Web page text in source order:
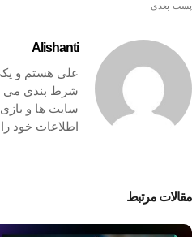
پست بعدی
Alishanti
علی هستم و
شرط بندی می
سایت ها و
اطلاعات خود
مقالات مرتبط